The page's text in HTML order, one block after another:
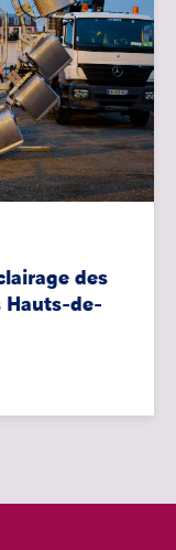
des
Hauts-de-